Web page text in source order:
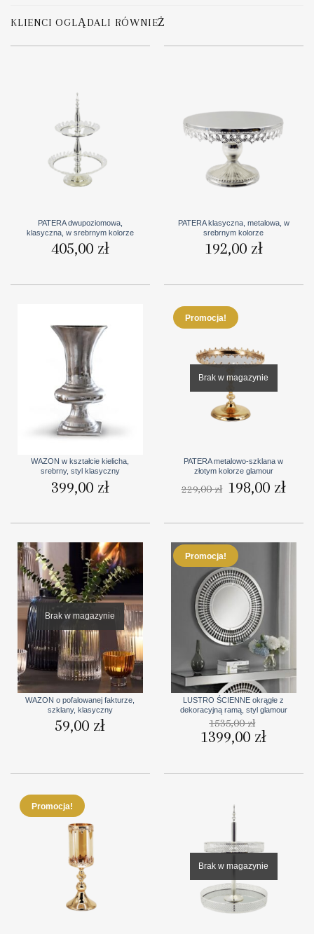
KLIENCI OGLĄDALI RÓWNIEŻ
PATERA dwupoziomowa,
klasyczna, w srebrnym kolorze
405,00 zł
PATERA klasyczna, metalowa, w
srebrnym kolorze
192,00 zł
WAZON w kształcie kielicha,
srebrny, styl klasyczny
399,00 zł
Promocja!
Brak w magazynie
PATERA metalowo-szklana w
złotym kolorze glamour
229,00zł
Pierwotna
cena
198,00 złcena
Brak w magazynie
WAZON o pofalowanej fakturze,
szklany, klasyczny
59,00 zł
Promocja!
LUSTRO ŚCIENNE okrągłe z
dekoracyjną ramą, styl glamour
1535,00zł
Pierwotna
cena
1399,00 złAktualna
cena
Promocja!
Brak w magazynie